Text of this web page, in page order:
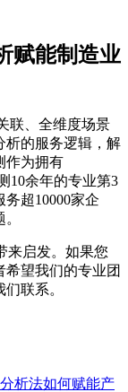
赋能制造业
联、全维度场景
析的服务逻辑，解
作为拥有
10余年的专业第3
超10000家企
启发。如果您
望我们的专业团
联系。
析法如何赋能产